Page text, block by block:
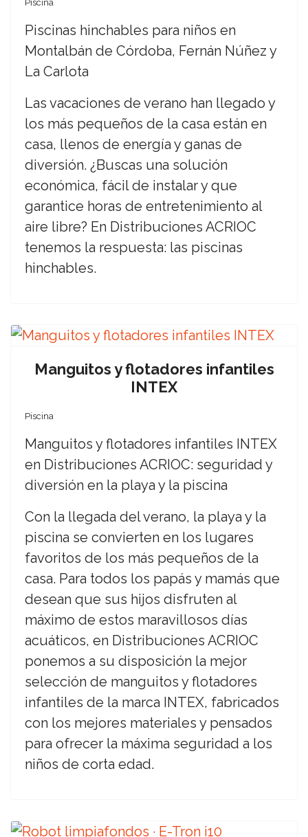
Piscina
Piscinas hinchables para niños en
Montalbán de Córdoba, Fernán Núñez y
La Carlota
Las vacaciones de verano han llegado y
los más pequeños de la casa están en
casa, llenos de energía y ganas de
diversión. ¿Buscas una solución
económica, fácil de instalar y que
garantice horas de entretenimiento al
aire libre? En Distribuciones ACRIOC
tenemos la respuesta: las piscinas
hinchables.
Manguitos y flotadores infantiles
INTEX
Piscina
Manguitos y flotadores infantiles INTEX
en Distribuciones ACRIOC: seguridad y
diversión en la playa y la piscina
Con la llegada del verano, la playa y la
piscina se convierten en los lugares
favoritos de los más pequeños de la
casa. Para todos los papás y mamás que
desean que sus hijos disfruten al
máximo de estos maravillosos días
acuáticos, en Distribuciones ACRIOC
ponemos a su disposición la mejor
selección de manguitos y flotadores
infantiles de la marca INTEX, fabricados
con los mejores materiales y pensados
para ofrecer la máxima seguridad a los
niños de corta edad.